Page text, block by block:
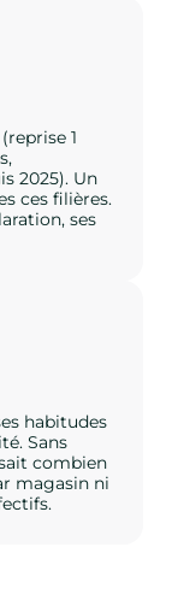
1
2025). Un
ces filières.
ses
habitudes
Sans
combien
magasin ni